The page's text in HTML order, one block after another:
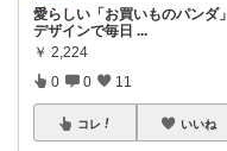
愛らしい「お買いものパンダ」
デザインで毎日 ...
￥ 2,224
0 0 11
コレ いいね